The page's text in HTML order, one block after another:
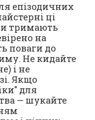
епізодичних
ці
тримають
на
поваги до
Не кидайте
і не
Якщо
для
— шукайте